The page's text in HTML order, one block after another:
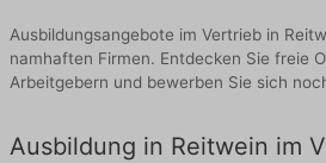
Ausbildungsangebote im Vertrieb in
namhaften Firmen. Entdecken Sie freie
Arbeitgebern und bewerben Sie sich
Ausbildung in Reitwein im